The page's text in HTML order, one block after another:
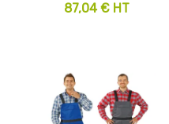
87,04 € HT